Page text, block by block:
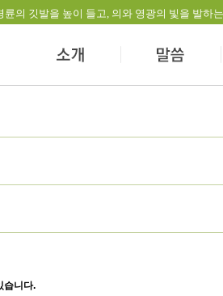
륜의 깃발을 높이 들고, 의와 영광의 빛을 발하
습니다.